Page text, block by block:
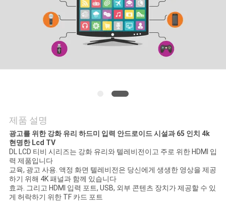
주
뉴
스
인
제품 설명
광고를 위한 강화 유리 하드미 입력 안드로이드 시설과 65 인치 4k
현명한 Lcd TV
DL LCD 티비 시리즈는 강화 유리와 텔레비전이고 주로 위한 HDMI 입
력 제품입니다
교육, 광고 사용. 액정 화면 텔레비전은 당신에게 생생한 영상을 제공
하기 위해 4K 패널과 함께 있습니다
효과. 그리고 HDMI 입력 포트, USB, 외부 콘텐츠 장치가 제공할 수 있
게 허락하기 위한 TF 카드 포트